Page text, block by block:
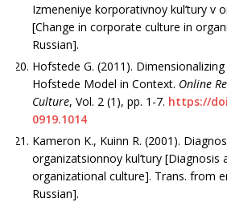
Izmeneniye korporativnoy kul’tury v
[Change in corporate culture in
Russian].
Hofstede G. (2011).
Hofstede Model in Context. Online
Culture, Vol. 2 (1), рр. 1-7. https://
0919.1014
Kameron K., Kuinn R. (2001).
organizatsionnoy kul’tury [Diagnosis
organizational culture]. Trans. from
Russian].